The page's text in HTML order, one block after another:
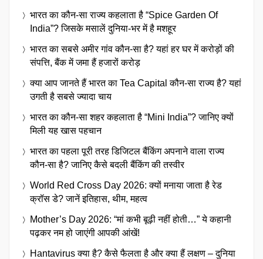
भारत का कौन-सा राज्य कहलाता है “Spice Garden Of
India”? जिसके मसालें दुनिया-भर में है मशहूर
भारत का सबसे अमीर गांव कौन-सा है? यहां हर घर में करोड़ों की
संपत्ति, बैंक में जमा हैं हजारों करोड़
क्या आप जानते हैं भारत का Tea Capital कौन-सा राज्य है? यहां
उगती है सबसे ज्यादा चाय
भारत का कौन-सा शहर कहलाता है “Mini India”? जानिए क्यों
मिली यह खास पहचान
भारत का पहला पूरी तरह डिजिटल बैंकिंग अपनाने वाला राज्य
कौन-सा है? जानिए कैसे बदली बैंकिंग की तस्वीर
World Red Cross Day 2026: क्यों मनाया जाता है रेड
क्रॉस डे? जानें इतिहास, थीम, महत्व
Mother’s Day 2026: “मां कभी बूढ़ी नहीं होती…” ये कहानी
पढ़कर नम हो जाएंगी आपकी आंखें!
Hantavirus क्या है? कैसे फैलता है और क्या हैं लक्षण – दुनिया